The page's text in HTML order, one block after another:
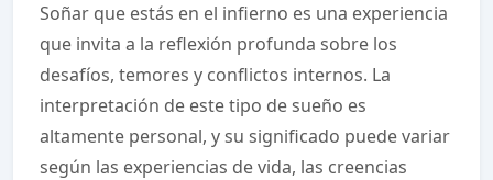
Soñar que estás en el infierno es una experiencia
que invita a la reflexión profunda sobre los
desafíos, temores y conflictos internos. La
interpretación de este tipo de sueño es
altamente personal, y su significado puede variar
según las experiencias de vida, las creencias